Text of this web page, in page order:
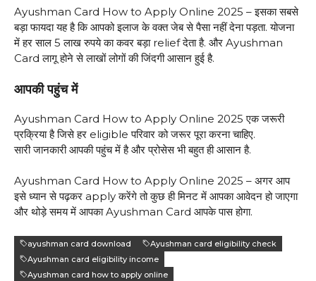
Ayushman Card How to Apply Online 2025 – इसका सबसे
बड़ा फायदा यह है कि आपको इलाज के वक्त जेब से पैसा नहीं देना पड़ता. योजना
में हर साल 5 लाख रुपये का कवर बड़ा relief देता है. और Ayushman
Card लागू होने से लाखों लोगों की जिंदगी आसान हुई है.
आपकी पहुंच में
Ayushman Card How to Apply Online 2025 एक जरूरी
प्रक्रिया है जिसे हर eligible परिवार को जरूर पूरा करना चाहिए.
सारी जानकारी आपकी पहुंच में है और प्रोसेस भी बहुत ही आसान है.
Ayushman Card How to Apply Online 2025 – अगर आप
इसे ध्यान से पढ़कर apply करेंगे तो कुछ ही मिनट में आपका आवेदन हो जाएगा
और थोड़े समय में आपका Ayushman Card आपके पास होगा.
ayushman card download
Ayushman card eligibility check
Ayushman card eligibility income
Ayushman card how to apply online